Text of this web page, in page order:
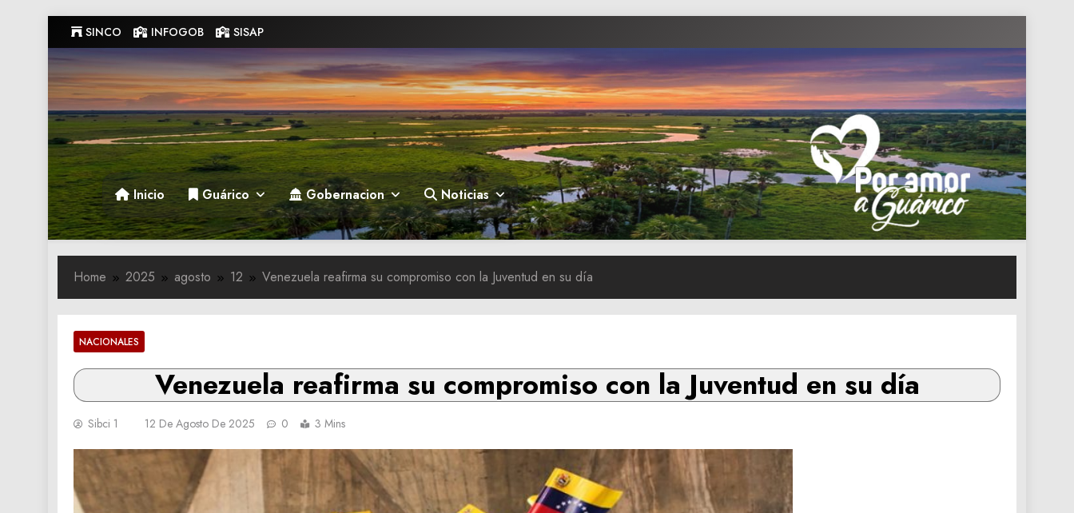
to
content
SINCO INFOGOB SISAP
Gobernacion de Guarico
Gobernacion de Guarico
Inicio Guárico Gobernacion Noticias
Home 2025 agosto 12 Venezuela reafirma su compromiso con la Juventud en su día
NACIONALES
Venezuela reafirma su compromiso con la Juventud en su día
Sibci 1 12 De Agosto De 2025 0 3 Mins